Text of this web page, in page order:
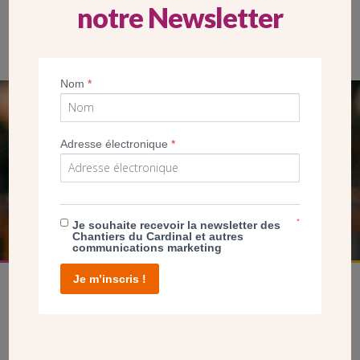
Jérôme Tolot et Marie-Leïla Coussa, émission Rencontre sur
SEUL VOTRE DON
NOUS PERMET D’AGIR
FAIRE UN DON
notre Newsletter
Nom*
Adresse électronique*
Je souhaite recevoir la newsletter des
Chantiers du Cardinal et autres
communications marketing
*
Je m’inscris !